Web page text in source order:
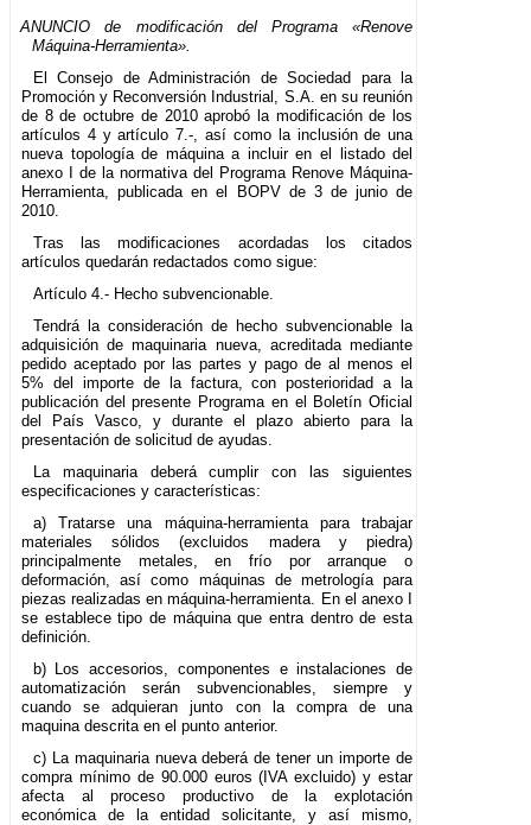
ANUNCIO de modificación del Programa «Renove
Máquina-Herramienta».
El Consejo de Administración de Sociedad para la
Promoción y Reconversión Industrial, S.A. en su reunión
de 8 de octubre de 2010 aprobó la modificación de los
artículos 4 y artículo 7.-, así como la inclusión de una
nueva topología de máquina a incluir en el listado del
anexo I de la normativa del Programa Renove Máquina-
Herramienta, publicada en el BOPV de 3 de junio de
2010.
Tras las modificaciones acordadas los citados
artículos quedarán redactados como sigue:
Artículo 4.- Hecho subvencionable.
Tendrá la consideración de hecho subvencionable la
adquisición de maquinaria nueva, acreditada mediante
pedido aceptado por las partes y pago de al menos el
5% del importe de la factura, con posterioridad a la
publicación del presente Programa en el Boletín Oficial
del País Vasco, y durante el plazo abierto para la
presentación de solicitud de ayudas.
La maquinaria deberá cumplir con las siguientes
especificaciones y características:
a) Tratarse una máquina-herramienta para trabajar
materiales sólidos (excluidos madera y piedra)
principalmente metales, en frío por arranque o
deformación, así como máquinas de metrología para
piezas realizadas en máquina-herramienta. En el anexo I
se establece tipo de máquina que entra dentro de esta
definición.
b) Los accesorios, componentes e instalaciones de
automatización serán subvencionables, siempre y
cuando se adquieran junto con la compra de una
maquina descrita en el punto anterior.
c) La maquinaria nueva deberá de tener un importe de
compra mínimo de 90.000 euros (IVA excluido) y estar
afecta al proceso productivo de la explotación
económica de la entidad solicitante, y así mismo,